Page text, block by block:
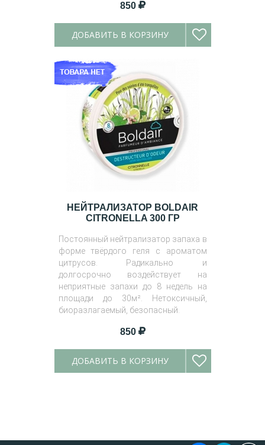
850
ДОБАВИТЬ В КОРЗИНУ
НЕЙТРАЛИЗАТОР BOLDAIR
CITRONELLA 300 ГР
Постоянный нейтрализатор запаха в
форме твёрдого геля с ароматом
цитрусов. Радикально и
долгосрочно воздействует на
неприятные запахи до 8 недель на
площади до 30м². Нетоксичный,
биоразлагаемый, безопасный.
850
ДОБАВИТЬ В КОРЗИНУ